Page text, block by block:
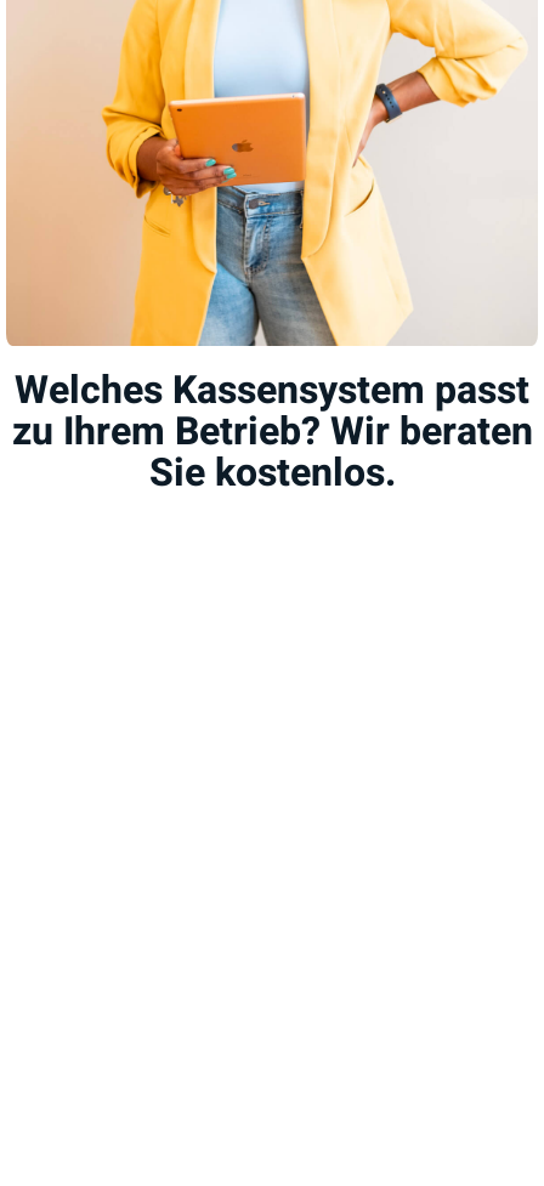
Welches Kassensystem passt
zu Ihrem Betrieb? Wir beraten
Sie kostenlos.